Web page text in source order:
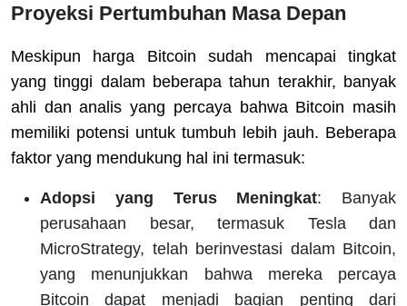
Proyeksi Pertumbuhan Masa Depan
Meskipun harga Bitcoin sudah mencapai tingkat
yang tinggi dalam beberapa tahun terakhir, banyak
ahli dan analis yang percaya bahwa Bitcoin masih
memiliki potensi untuk tumbuh lebih jauh. Beberapa
faktor yang mendukung hal ini termasuk:
Adopsi yang Terus Meningkat: Banyak
perusahaan besar, termasuk Tesla dan
MicroStrategy, telah berinvestasi dalam Bitcoin,
yang menunjukkan bahwa mereka percaya
Bitcoin dapat menjadi bagian penting dari